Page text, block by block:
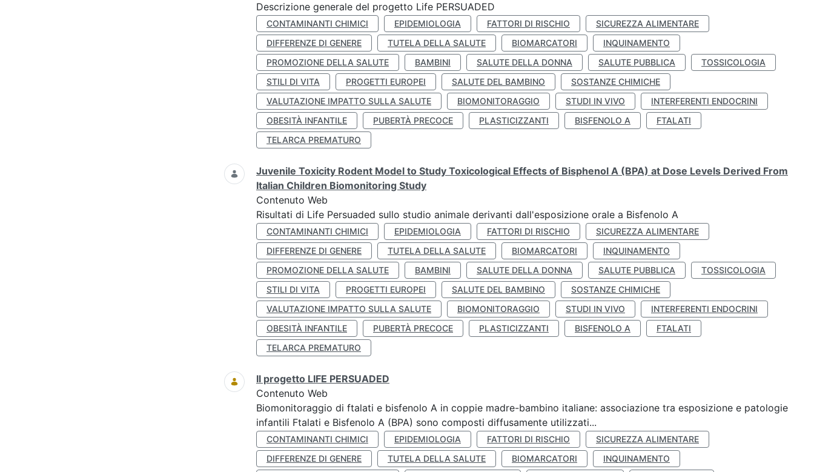
Descrizione generale del progetto Life PERSUADED
CONTAMINANTI CHIMICI EPIDEMIOLOGIA FATTORI DI RISCHIO
SICUREZZA ALIMENTARE
DIFFERENZE DI GENERE
TUTELA DELLA SALUTE BIOMARCATORI
INQUINAMENTO
PROMOZIONE DELLA SALUTE
BAMBINI SALUTE DELLA DONNA SALUTE PUBBLICA
TOSSICOLOGIA
STILI DI VITA
PROGETTI EUROPEI SALUTE DEL BAMBINO
SOSTANZE CHIMICHE
VALUTAZIONE IMPATTO SULLA SALUTE
BIOMONITORAGGIO STUDI IN VIVO
INTERFERENTI ENDOCRINI
OBESITÀ INFANTILE
PUBERTÀ PRECOCE PLASTICIZZANTI BISFENOLO A
FTALATI
TELARCA PREMATURO
Juvenile Toxicity Rodent Model to Study Toxicological Effects of Bisphenol A (BPA) at Dose Levels Derived From
Italian Children Biomonitoring Study
Contenuto Web
Risultati di Life Persuaded sullo studio animale derivanti dall'esposizione orale a Bisfenolo A
CONTAMINANTI CHIMICI EPIDEMIOLOGIA FATTORI DI RISCHIO
SICUREZZA ALIMENTARE
DIFFERENZE DI GENERE
TUTELA DELLA SALUTE BIOMARCATORI
INQUINAMENTO
PROMOZIONE DELLA SALUTE
BAMBINI SALUTE DELLA DONNA SALUTE PUBBLICA
TOSSICOLOGIA
STILI DI VITA
PROGETTI EUROPEI SALUTE DEL BAMBINO
SOSTANZE CHIMICHE
VALUTAZIONE IMPATTO SULLA SALUTE
BIOMONITORAGGIO STUDI IN VIVO
INTERFERENTI ENDOCRINI
OBESITÀ INFANTILE
PUBERTÀ PRECOCE PLASTICIZZANTI BISFENOLO A
FTALATI
TELARCA PREMATURO
Il progetto LIFE PERSUADED
Contenuto Web
Biomonitoraggio di ftalati e bisfenolo A in coppie madre-bambino italiane: associazione tra esposizione e patologie
infantili Ftalati e Bisfenolo A (BPA) sono composti diffusamente utilizzati...
CONTAMINANTI CHIMICI EPIDEMIOLOGIA FATTORI DI RISCHIO
SICUREZZA ALIMENTARE
DIFFERENZE DI GENERE
TUTELA DELLA SALUTE BIOMARCATORI
INQUINAMENTO